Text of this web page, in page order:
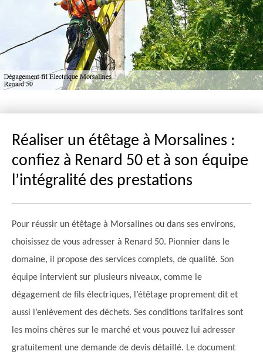
Réaliser un étêtage à Morsalines :
confiez à Renard 50 et à son équipe
l’intégralité des prestations
Pour réussir un étêtage à Morsalines ou dans ses environs,
choisissez de vous adresser à Renard 50. Pionnier dans le
domaine, il propose des services complets, de qualité. Son
équipe intervient sur plusieurs niveaux, comme le
dégagement de fils électriques, l’étêtage proprement dit et
aussi l’enlèvement des déchets. Ses conditions tarifaires sont
les moins chères sur le marché et vous pouvez lui adresser
gratuitement une demande de devis détaillé. Le document